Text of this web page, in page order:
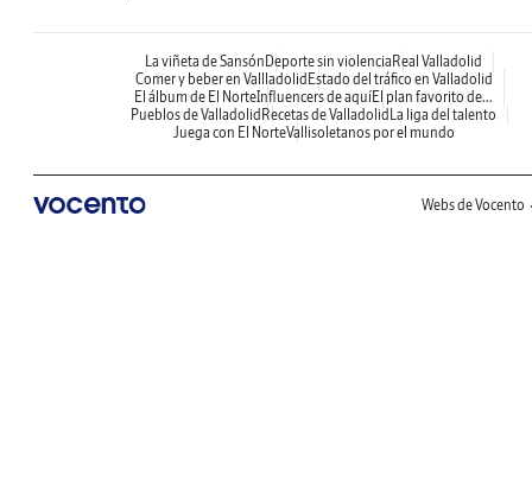
La viñeta de Sansón Deporte sin violencia Real Valladolid
Comer y beber en Vallladolid Estado del tráfico en Valladolid
El álbum de El NorteInfluencers de aquíEl plan favorito de...
Pueblos de Valladolid Recetas de Valladolid La liga del talento
Juega con El NorteVallisoletanos por el mundo
Webs de Vocento